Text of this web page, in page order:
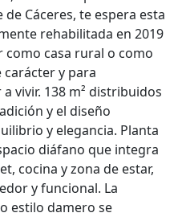
Cáceres, te espera esta
rehabilitada en 2019
casa rural o como
y para
vivir. 138 m² distribuidos
y el diseño
y elegancia. Planta
diáfano que integra
cocina y zona de estar,
y funcional. La
estilo damero se